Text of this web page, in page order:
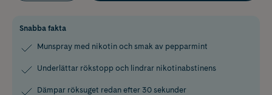
Snabba fakta
Munspray med nikotin och smak av pepparmint
Underlättar rökstopp och lindrar nikotinabstinens
Dämpar röksuget redan efter 30 sekunder